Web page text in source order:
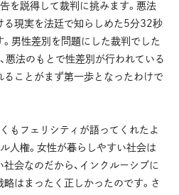
を説得して裁判に挑みます。悪法
る現実を法廷で知らしめた5分32秒
男性差別を問題にした裁判でした
悪法のもとで性差別が行われている
ることがまず第一歩となったわけで
もフェリシティが語ってくれたよ
人権。女性が暮らしやすい社会は
会なのだから、インクルーシブに
はまったく正しかったのです。さ